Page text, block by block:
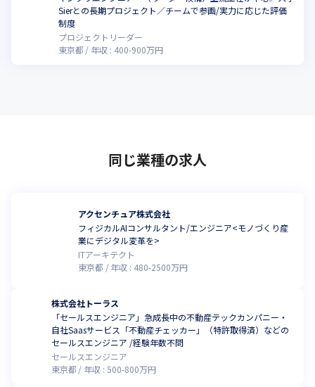
Sierとの長期プロジェクト／チームで参画/実力に応じた評価
制度
プロジェクトリーダー
東京都
年収 : 400-900万円
同じ業種の求人
アクセンチュア株式会社
フィジカルAIコンサルタント/エンジニア<モノづくり産
業にデジタル変革を>
ITアーキテクト
東京都
年収 : 480-2500万円
株式会社トーラス
「セールスエンジニア」急成長中の不動産テックカンパニー・
自社Saasサービス「不動産チェッカー」（特許取得済）などの
セールスエンジニア /経験年数不問
セールスエンジニア
東京都
年収 : 500-800万円